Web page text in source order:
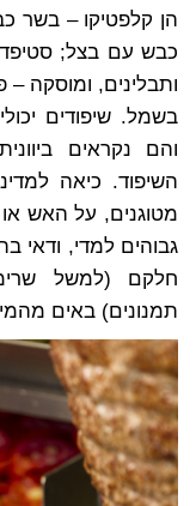
הן קלפטיקו – בשר
כבש עם בצל;
ותבלינים, ומוסקה
בשמל. שיפודים
והם נקראים
השיפוד. כיאה
מטוגנים, על האש
גבוהים למדי, ודאי
חלקם (למשל
תמנונים) באים